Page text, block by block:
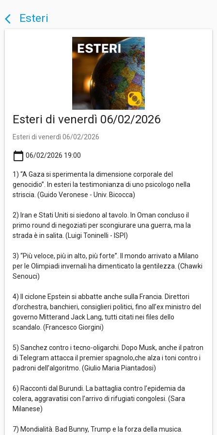
arrow_back_ios Esteri
Esteri di venerdì 06/02/2026
Esteri di venerdì 06/02/2026
calendar_today 06/02/2026 19:00
1) “A Gaza si sperimenta la dimensione corporale del
genocidio”. In esteri la testimonianza di uno psicologo nella
striscia. (Guido Veronese - Univ. Bicocca)
2) Iran e Stati Uniti si siedono al tavolo. In Oman concluso il
primo round di negoziati per scongiurare una guerra, ma la
strada è in salita. (Luigi Toninelli - ISPI)
3) “Più veloce, più in alto, più forte”. Il mondo arrivato a Milano
per le Olimpiadi invernali ha dimenticato la gentilezza. (Chawki
Senouci)
4) Il ciclone Epstein si abbatte anche sulla Francia. Direttori
d’orchestra, banchieri, consiglieri politici, fino all’ex ministro del
governo Mitterand Jack Lang, tutti citati nei files dello
scandalo. (Francesco Giorgini)
5) Sanchez contro i tecno-oligarchi. Dopo Musk, anche il patron
di Telegram attacca il premier spagnolo,che alza i toni contro i
padroni dell’algoritmo. (Giulio Maria Piantadosi)
6) Racconti dal Burundi. La battaglia contro l’epidemia da
colera, aggravatisi con l’arrivo di rifugiati congolesi. (Sara
Milanese)
7) Mondialità. Bad Bunny, Trump e la forza della musica.